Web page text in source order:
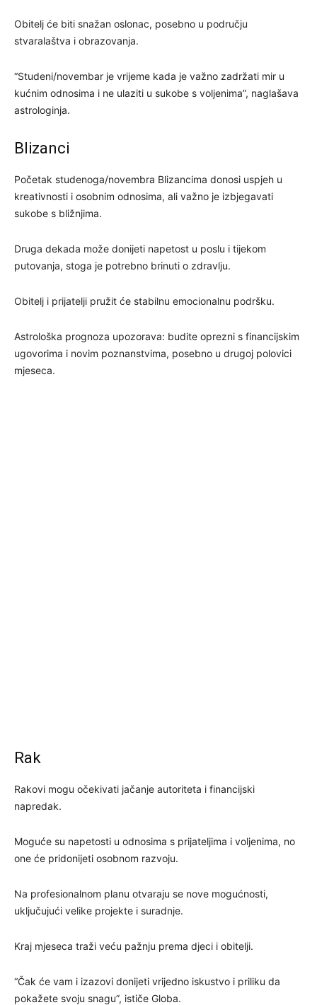
Obitelj će biti snažan oslonac, posebno u području
stvaralaštva i obrazovanja.
“Studeni/novembar je vrijeme kada je važno zadržati mir u
kućnim odnosima i ne ulaziti u sukobe s voljenima”, naglašava
astrologinja.
Blizanci
Početak studenoga/novembra Blizancima donosi uspjeh u
kreativnosti i osobnim odnosima, ali važno je izbjegavati
sukobe s bližnjima.
Druga dekada može donijeti napetost u poslu i tijekom
putovanja, stoga je potrebno brinuti o zdravlju.
Obitelj i prijatelji pružit će stabilnu emocionalnu podršku.
Astrološka prognoza upozorava: budite oprezni s financijskim
ugovorima i novim poznanstvima, posebno u drugoj polovici
mjeseca.
Rak
Rakovi mogu očekivati jačanje autoriteta i financijski
napredak.
Moguće su napetosti u odnosima s prijateljima i voljenima, no
one će pridonijeti osobnom razvoju.
Na profesionalnom planu otvaraju se nove mogućnosti,
uključujući velike projekte i suradnje.
Kraj mjeseca traži veću pažnju prema djeci i obitelji.
“Čak će vam i izazovi donijeti vrijedno iskustvo i priliku da
pokažete svoju snagu”, ističe Globa.